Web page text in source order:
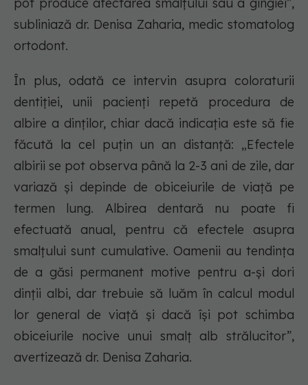
pot produce afectarea smalțului sau a gingiei”,
subliniază dr. Denisa Zaharia, medic stomatolog
ortodont.
În plus, odată ce intervin asupra coloraturii
dentiției, unii pacienți repetă procedura de
albire a dinților, chiar dacă indicația este să fie
făcută la cel puțin un an distanță: „Efectele
albirii se pot observa până la 2-3 ani de zile, dar
variază și depinde de obiceiurile de viață pe
termen lung. Albirea dentară nu poate fi
efectuată anual, pentru că efectele asupra
smalțului sunt cumulative. Oamenii au tendința
de a găsi permanent motive pentru a-și dori
dinții albi, dar trebuie să luăm în calcul modul
lor general de viață și dacă își pot schimba
obiceiurile nocive unui smalț alb strălucitor”,
avertizează dr. Denisa Zaharia.